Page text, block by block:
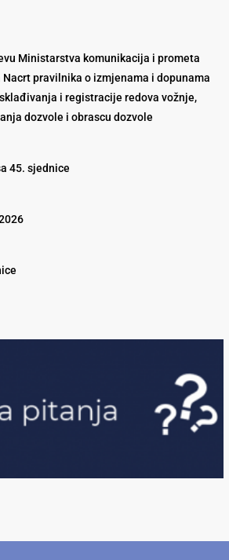
Ministarstva komunikacija i prometa
Nacrt pravilnika o izmjenama i dopunama
i registracije redova vožnje,
dozvole i obrascu dozvole
45. sjednice